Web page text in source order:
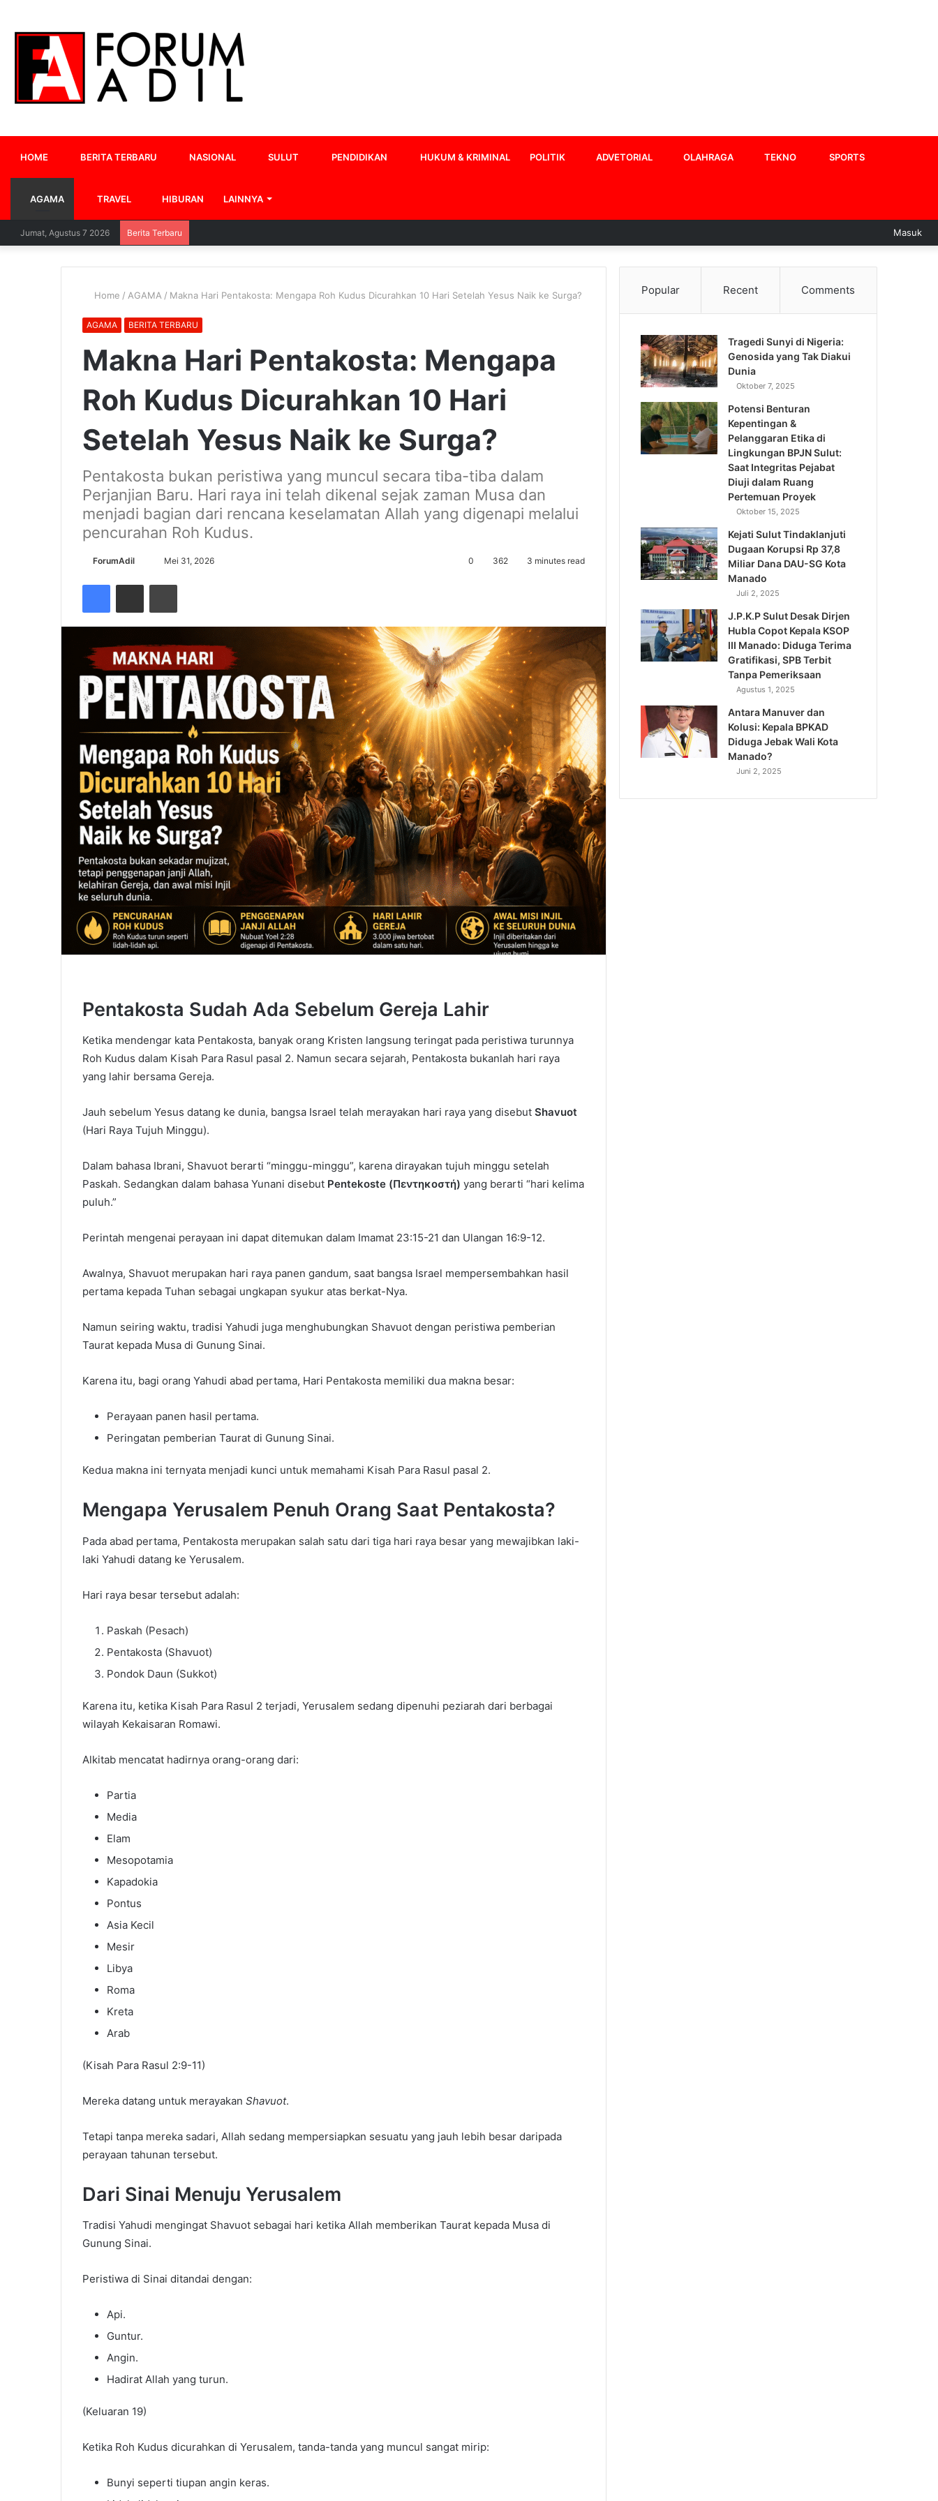
HOME BERITA TERBARU NASIONAL SULUT PENDIDIKAN HUKUM & KRIMINAL POLITIK ADVETORIAL OLAHRAGA TEKNO SPORTS
AGAMA TRAVEL HIBURAN LAINNYA
Jumat, Agustus 7 2026 Berita Terbaru Masuk
Home / AGAMA / Makna Hari Pentakosta: Mengapa Roh Kudus Dicurahkan 10 Hari Setelah Yesus Naik ke Surga?
AGAMA BERITA TERBARU
Makna Hari Pentakosta: Mengapa
Roh Kudus Dicurahkan 10 Hari
Setelah Yesus Naik ke Surga?
Pentakosta bukan peristiwa yang muncul secara tiba-tiba dalam
Perjanjian Baru. Hari raya ini telah dikenal sejak zaman Musa dan
menjadi bagian dari rencana keselamatan Allah yang digenapi melalui
pencurahan Roh Kudus.
ForumAdil Mei 31, 2026 0 362 3 minutes read
FacebookShare via Email Cetak
Pentakosta Sudah Ada Sebelum Gereja Lahir
Ketika mendengar kata Pentakosta, banyak orang Kristen langsung teringat pada peristiwa turunnya
Roh Kudus dalam Kisah Para Rasul pasal 2. Namun secara sejarah, Pentakosta bukanlah hari raya
yang lahir bersama Gereja.
Jauh sebelum Yesus datang ke dunia, bangsa Israel telah merayakan hari raya yang disebut Shavuot
(Hari Raya Tujuh Minggu).
Dalam bahasa Ibrani, Shavuot berarti “minggu-minggu”, karena dirayakan tujuh minggu setelah
Paskah. Sedangkan dalam bahasa Yunani disebut Pentekoste (Πεντηκοστή) yang berarti “hari kelima
puluh.”
Perintah mengenai perayaan ini dapat ditemukan dalam Imamat 23:15-21 dan Ulangan 16:9-12.
Awalnya, Shavuot merupakan hari raya panen gandum, saat bangsa Israel mempersembahkan hasil
pertama kepada Tuhan sebagai ungkapan syukur atas berkat-Nya.
Namun seiring waktu, tradisi Yahudi juga menghubungkan Shavuot dengan peristiwa pemberian
Taurat kepada Musa di Gunung Sinai.
Karena itu, bagi orang Yahudi abad pertama, Hari Pentakosta memiliki dua makna besar:
Perayaan panen hasil pertama.
Peringatan pemberian Taurat di Gunung Sinai.
Kedua makna ini ternyata menjadi kunci untuk memahami Kisah Para Rasul pasal 2.
Mengapa Yerusalem Penuh Orang Saat Pentakosta?
Pada abad pertama, Pentakosta merupakan salah satu dari tiga hari raya besar yang mewajibkan laki-
laki Yahudi datang ke Yerusalem.
Hari raya besar tersebut adalah:
Paskah (Pesach)
Pentakosta (Shavuot)
Pondok Daun (Sukkot)
Karena itu, ketika Kisah Para Rasul 2 terjadi, Yerusalem sedang dipenuhi peziarah dari berbagai
wilayah Kekaisaran Romawi.
Alkitab mencatat hadirnya orang-orang dari:
Partia
Media
Elam
Mesopotamia
Kapadokia
Pontus
Asia Kecil
Mesir
Libya
Roma
Kreta
Arab
(Kisah Para Rasul 2:9-11)
Mereka datang untuk merayakan Shavuot.
Tetapi tanpa mereka sadari, Allah sedang mempersiapkan sesuatu yang jauh lebih besar daripada
perayaan tahunan tersebut.
Dari Sinai Menuju Yerusalem
Tradisi Yahudi mengingat Shavuot sebagai hari ketika Allah memberikan Taurat kepada Musa di
Gunung Sinai.
Peristiwa di Sinai ditandai dengan:
Api.
Guntur.
Angin.
Hadirat Allah yang turun.
(Keluaran 19)
Ketika Roh Kudus dicurahkan di Yerusalem, tanda-tanda yang muncul sangat mirip:
Bunyi seperti tiupan angin keras.
Popular Recent Comments
Tragedi Sunyi di Nigeria:
Genosida yang Tak Diakui
Dunia
Oktober 7, 2025
Potensi Benturan
Kepentingan &
Pelanggaran Etika di
Lingkungan BPJN Sulut:
Saat Integritas Pejabat
Diuji dalam Ruang
Pertemuan Proyek
Oktober 15, 2025
Kejati Sulut Tindaklanjuti
Dugaan Korupsi Rp 37,8
Miliar Dana DAU-SG Kota
Manado
Juli 2, 2025
J.P.K.P Sulut Desak Dirjen
Hubla Copot Kepala KSOP
III Manado: Diduga Terima
Gratifikasi, SPB Terbit
Tanpa Pemeriksaan
Agustus 1, 2025
Antara Manuver dan
Kolusi: Kepala BPKAD
Diduga Jebak Wali Kota
Manado?
Juni 2, 2025